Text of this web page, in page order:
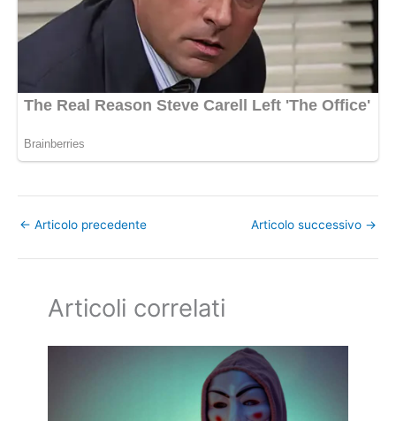
← Articolo precedente Articolo successivo →
Articoli correlati